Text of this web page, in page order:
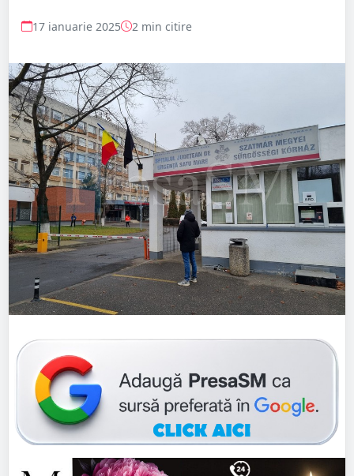
17 ianuarie 2025 2 min citire